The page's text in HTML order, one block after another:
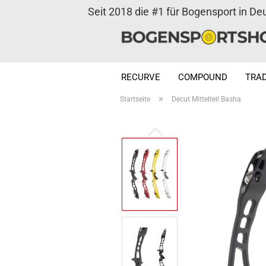
Seit 2018 die #1 für Bogensport in
RECURVE COMPOUND
Startseite » Decut Mittelteil Basha